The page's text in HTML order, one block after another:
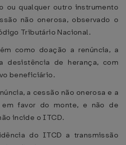
ou qualquer outro instrumento
não onerosa, observado o
Tributário Nacional.
como doação a renúncia, a
desistência de herança, com
beneficiário.
a cessão não onerosa e a
favor do monte, e não de
incide o ITCD.
do ITCD a transmissão